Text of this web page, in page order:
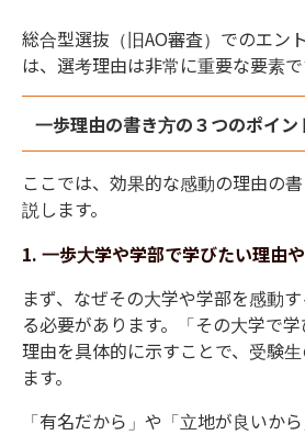
総合型選抜（旧AO審査）でのエン
は、選考理由は非常に重要な要素で
一歩理由の書き方の３つのポイン
ここでは、効果的な感動の理由の
説します。
1. 一歩大学や学部で学びたい理由
まず、なぜその大学や学部を感動
る必要があります。
「その大学で
理由を具体的に示すことで、受験
ます。
「有名だから」や「立地が良いか